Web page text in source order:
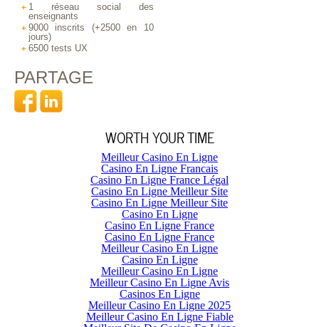
1 réseau social des
enseignants
9000 inscrits (+2500 en 10
jours)
6500 tests UX
PARTAGE
WORTH YOUR TIME
Meilleur Casino En Ligne
Casino En Ligne Francais
Casino En Ligne France Légal
Casino En Ligne Meilleur Site
Casino En Ligne Meilleur Site
Casino En Ligne
Casino En Ligne France
Casino En Ligne France
Meilleur Casino En Ligne
Casino En Ligne
Meilleur Casino En Ligne
Meilleur Casino En Ligne Avis
Casinos En Ligne
Meilleur Casino En Ligne 2025
Meilleur Casino En Ligne Fiable